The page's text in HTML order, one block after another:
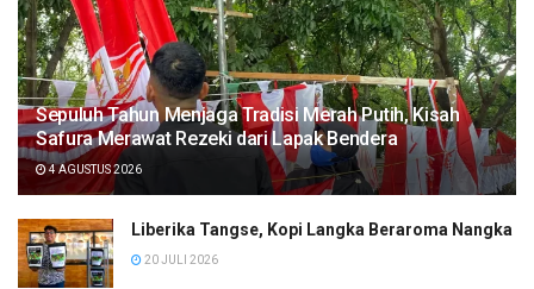
Sepuluh Tahun Menjaga Tradisi Merah Putih, Kisah
Safura Merawat Rezeki dari Lapak Bendera
4 AGUSTUS 2026
Liberika Tangse, Kopi Langka Beraroma Nangka
20 JULI 2026